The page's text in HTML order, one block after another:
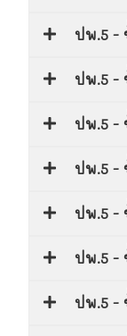
ปพ.5 -
ปพ.5 -
ปพ.5 -
ปพ.5 -
ปพ.5 -
ปพ.5 -
ปพ.5 -